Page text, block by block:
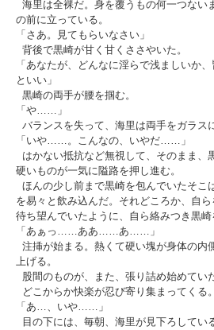
海里は全裸だ。身を覆うもの何一つない
の前に立っている。
「さあ。見てもらいなさい」
背後で黒崎が甘く甘くささやいた。
「あなたが、どんなに淫らで浅ましいか
といい」
黒崎の両手が腰を掴む。
「や……」
バランスを失って、海里は両手をガラス
「いや……。こんなの、いやだ……」
はかない抵抗など無視して、そのまま、
硬いものが一気に隘路を押し進む。
ほんの少し前まで黒崎を包んでいたそこ
を易々と飲み込んだ。それどころか、自
待ち望んでいたように、自ら絡みつき黒崎
「あぁっ……ああ……あ……」
注挿が始まる。熱くて硬い塊が身体の内
上げる。
股間のものが、また、張り詰め始めてい
どこからか快楽が忍び寄り集まってくる。
「あ…、いや……」
目の下には、毎朝、海里が見下ろしてい